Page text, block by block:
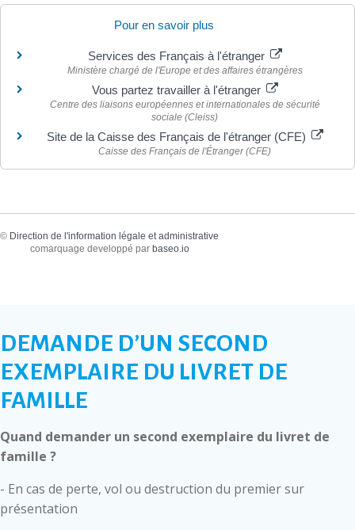
Pour en savoir plus
Services des Français à l'étranger
Ministère chargé de l'Europe et des affaires étrangères
Vous partez travailler à l'étranger
Centre des liaisons européennes et internationales de sécurité
sociale (Cleiss)
Site de la Caisse des Français de l'étranger (CFE)
Caisse des Français de l'Étranger (CFE)
© Direction de l'information légale et administrative
comarquage developpé par baseo.io
DEMANDE D’UN SECOND
EXEMPLAIRE DU LIVRET DE
FAMILLE
Quand demander un second exemplaire du livret de
famille ?
- En cas de perte, vol ou destruction du premier sur
présentation